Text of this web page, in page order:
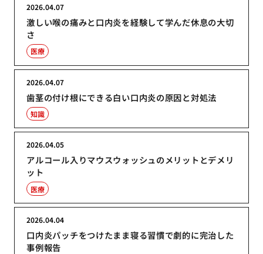
激しい喉の痛みと口内炎を経験して学んだ休息の大切
さ
2026.04.07
医療
歯茎の付け根にできる白い口内炎の原因と対処法
2026.04.07
知識
アルコール入りマウスウォッシュのメリットとデメリ
ット
2026.04.05
医療
口内炎パッチをつけたまま寝る習慣で劇的に完治した
事例報告
2026.04.04